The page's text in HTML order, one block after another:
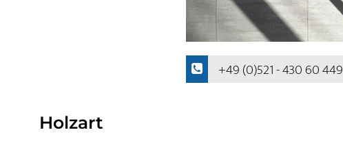
+49 (0)521 - 430 60 449
Holzart